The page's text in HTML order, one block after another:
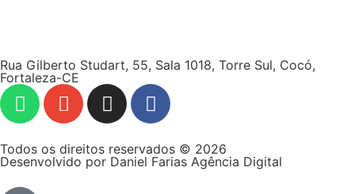
Rua Gilberto Studart, 55, Sala 1018, Torre Sul, Cocó,
Fortaleza-CE
Todos os direitos reservados © 2026
Desenvolvido por Daniel Farias Agência Digital